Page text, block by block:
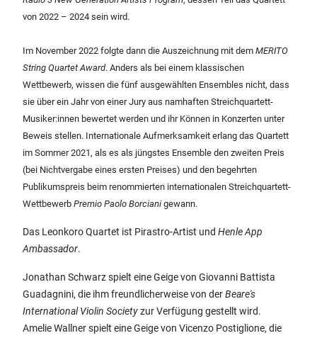
von 2022 – 2024 sein wird.
Im November 2022 folgte dann die Auszeichnung mit dem MERITO
String Quartet Award. Anders als bei einem klassischen
Wettbewerb, wissen die fünf ausgewählten Ensembles nicht, dass
sie über ein Jahr von einer Jury aus namhaften Streichquartett-
Musiker:innen bewertet werden und ihr Können in Konzerten unter
Beweis stellen. Internationale Aufmerksamkeit erlang das Quartett
im Sommer 2021, als es als jüngstes Ensemble den zweiten Preis
(bei Nichtvergabe eines ersten Preises) und den begehrten
Publikumspreis beim renommierten internationalen Streichquartett-
Wettbewerb Premio Paolo Borciani gewann.
Das Leonkoro Quartet ist Pirastro-Artist und Henle App
Ambassador.
Jonathan Schwarz spielt eine Geige von Giovanni Battista
Guadagnini, die ihm freundlicherweise von derBeare's
International Violin Societyzur Verfügung gestellt wird.
Amelie Wallner spielt eine Geige von Vicenzo Postiglione, die